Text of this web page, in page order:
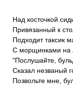
Над косточкой
Привязанный к
Подходит таксик
С морщинками на
"Послушайте,
Сказал незваный
Позвольте мне,